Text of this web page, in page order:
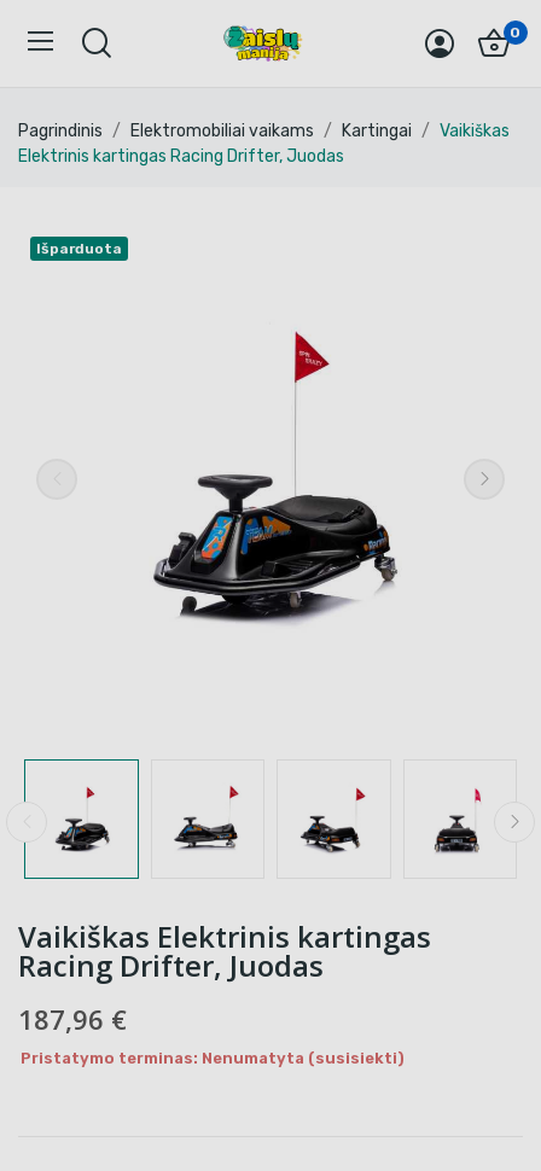
0
Pagrindinis Elektromobiliai vaikams Kartingai
Vaikiškas
Elektrinis kartingas Racing Drifter, Juodas
Išparduota
Vaikiškas Elektrinis kartingas
Racing Drifter, Juodas
187,96 €
Pristatymo terminas: Nenumatyta (susisiekti)